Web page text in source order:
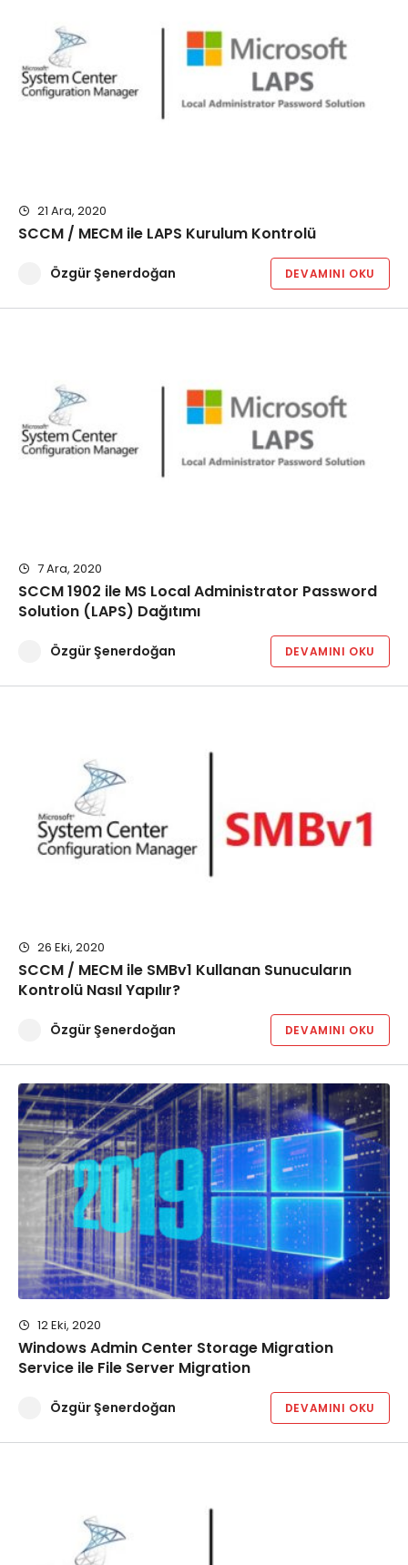
21 Ara, 2020
SCCM / MECM ile LAPS Kurulum Kontrolü
Özgür Şenerdoğan DEVAMINI OKU
7 Ara, 2020
SCCM 1902 ile MS Local Administrator Password
Solution (LAPS) Dağıtımı
Özgür Şenerdoğan DEVAMINI OKU
26 Eki, 2020
SCCM / MECM ile SMBv1 Kullanan Sunucuların
Kontrolü Nasıl Yapılır?
Özgür Şenerdoğan DEVAMINI OKU
12 Eki, 2020
Windows Admin Center Storage Migration
Service ile File Server Migration
Özgür Şenerdoğan DEVAMINI OKU